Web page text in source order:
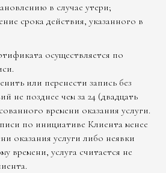
в случае утери;
срока действия, указанного в
осуществляется по
или перенести запись без
не позднее чем за 24 (двадцать
времени оказания услуги.
по инициативе Клиента менее
оказания услуги либо неявки
времени, услуга считается не